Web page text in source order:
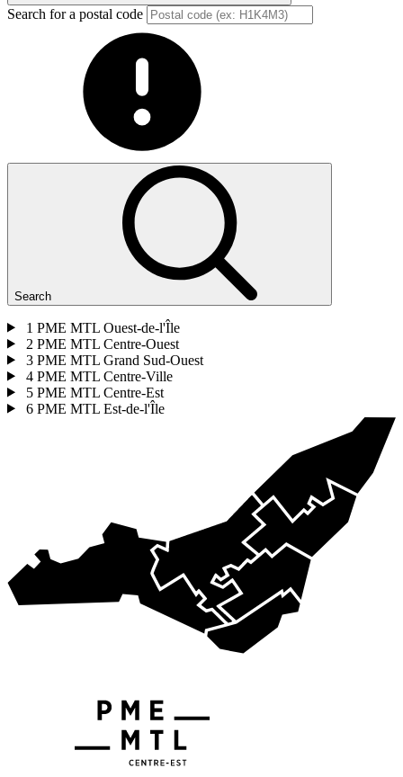
Search for a postal code
Search
1 PME MTL Ouest-de-l'Île
2 PME MTL Centre-Ouest
3 PME MTL Grand Sud-Ouest
4 PME MTL Centre-Ville
5 PME MTL Centre-Est
6 PME MTL Est-de-l'Île